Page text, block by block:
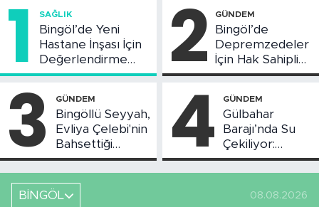
1 SAĞLIK
Bingöl’de Yeni
Hastane İnşası İçin
Değerlendirme
Toplantısı Yapıldı
2 GÜNDEM
Bingöl’de
Depremzedeler
İçin Hak Sahipliği
Askı Süreci
3 GÜNDEM
Bingöllü Seyyah,
Evliya Çelebi'nin
Bahsettiği
Bingöl'deki O
Yeri Görüntüledi
4 GÜNDEM
Gülbahar
Barajı’nda Su
Çekiliyor:
Piknikçi Sayısı
Azaldı
BİNGÖL
08.08.2026